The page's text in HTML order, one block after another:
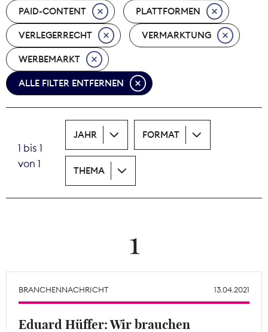
Nova Award
Pressefreiheit
Print
Theodor-Wolff-Preis
PAID-CONTENT PLATTFORMEN
VERLEGERRECHT VERMARKTUNG
WERBEMARKT
ALLE FILTER ENTFERNEN
1 bis 1
von 1
JAHR FORMAT
THEMA
1
BRANCHENNACHRICHT 13.04.2021
Eduard Hüffer: Wir brauchen